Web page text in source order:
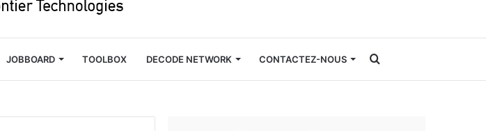
JOBBOARD TOOLBOX DECODE NETWORK CONTACTEZ-NOUS Rechercher